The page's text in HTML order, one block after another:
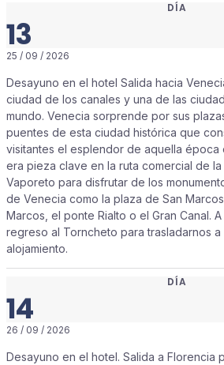
DÍA
13
25 / 09 / 2026
Desayuno en el hotel Salida hacia
ciudad de los canales y una de las
mundo. Venecia sorprende por sus
puentes de esta ciudad histórica que
visitantes el esplendor de aquella época
era pieza clave en la ruta comercial de
Vaporeto para disfrutar de los
de Venecia como la plaza de San
Marcos, el ponte Rialto o el Gran Canal.
regreso al Torncheto para trasladarnos a
alojamiento.
DÍA
14
26 / 09 / 2026
Desayuno en el hotel. Salida a Florencia